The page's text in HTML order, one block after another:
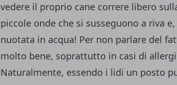
vedere il proprio cane correre libero
piccole onde che si susseguono a riva
nuotata in acqua! Per non parlare del
molto bene, soprattutto in casi di
Naturalmente, essendo i lidi un posto